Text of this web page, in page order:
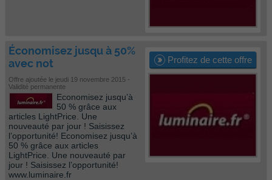
Profitez de cette offre
Économisez jusqu à 50%
avec not
Offre ajoutée le jeudi 19 novembre 2015 -
Validité permanente
Economisez jusqu’à
50 % grâce aux
articles LightPrice. Une
nouveauté par jour ! Saisissez
l’opportunité! Economisez jusqu’à
50 % grâce aux articles
LightPrice. Une nouveauté par
jour ! Saisissez l’opportunité!
www.luminaire.fr